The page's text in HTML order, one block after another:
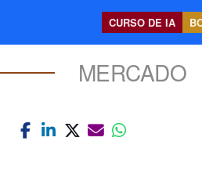
CURSO DE IA
MERCADO